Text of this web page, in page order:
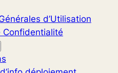
d’Utilisation
Confidentialité